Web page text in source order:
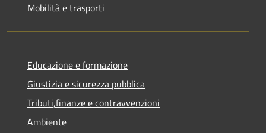
Mobilità e trasporti
Educazione e formazione
Giustizia e sicurezza pubblica
Tributi,finanze e contravvenzioni
Ambiente